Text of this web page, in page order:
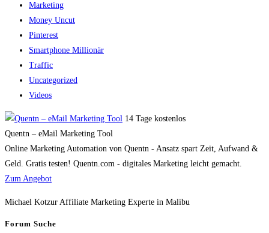
Marketing
Money Uncut
Pinterest
Smartphone Millionär
Traffic
Uncategorized
Videos
14 Tage kostenlos
Quentn – eMail Marketing Tool
Online Marketing Automation von Quentn - Ansatz spart Zeit, Aufwand &
Geld. Gratis testen! Quentn.com - digitales Marketing leicht gemacht.
Zum Angebot
Michael Kotzur Affiliate Marketing Experte in Malibu
Forum Suche